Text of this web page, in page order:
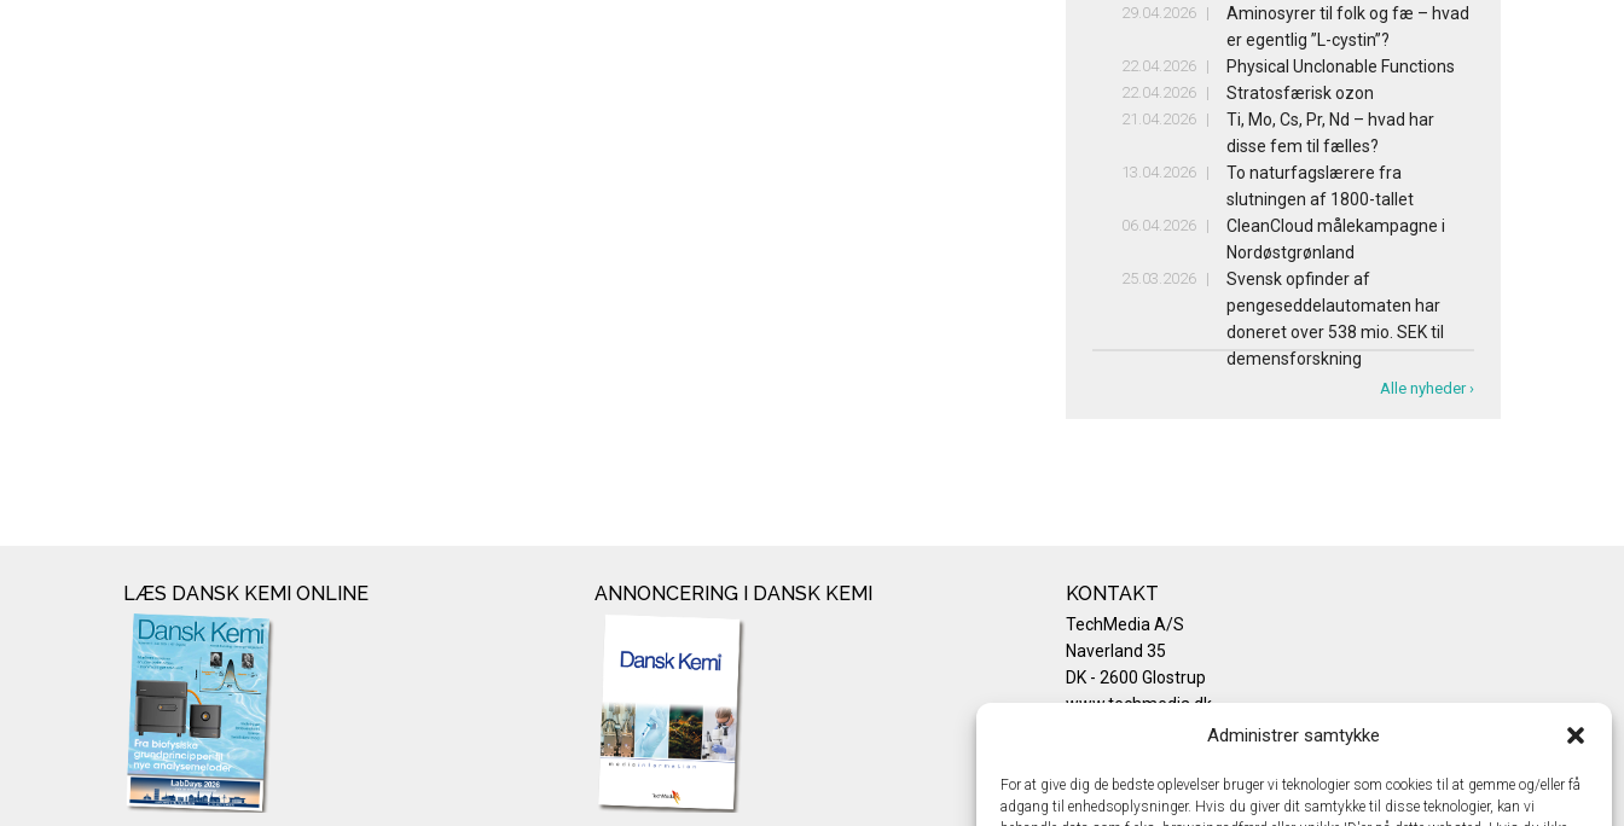
Administrer samtykke
For at give dig de bedste oplevelser bruger vi teknologier som cookies til at gemme og/eller få
adgang til enhedsoplysninger. Hvis du giver dit samtykke til disse teknologier, kan vi
29.04.2026
Aminosyrer til folk og fæ – hvad
er egentlig ”L-cystin”?
22.04.2026 Physical Unclonable Functions
22.04.2026 Stratosfærisk ozon
21.04.2026
Ti, Mo, Cs, Pr, Nd – hvad har
disse fem til fælles?
13.04.2026
To naturfagslærere fra
slutningen af 1800-tallet
06.04.2026
CleanCloud målekampagne i
Nordøstgrønland
25.03.2026
Svensk opfinder af
pengeseddelautomaten har
doneret over 538 mio. SEK til
demensforskning
Alle nyheder ›
LÆS DANSK KEMI ONLINE ANNONCERING I DANSK KEMI KONTAKT
TechMedia A/S
Naverland 35
DK - 2600 Glostrup
www.techmedia.dk
Telefon: +45 43 24 26 28
Privatlivspolitik
Cookiepolitik